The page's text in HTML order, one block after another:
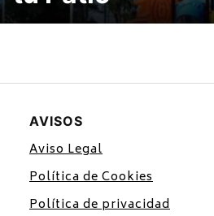
AVISOS
Aviso Legal
Política de Cookies
Política de privacidad